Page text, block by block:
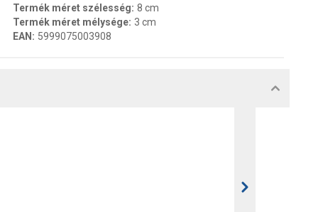
Termék méret szélesség: 8 cm
Termék méret mélysége: 3 cm
EAN : 5999075003908